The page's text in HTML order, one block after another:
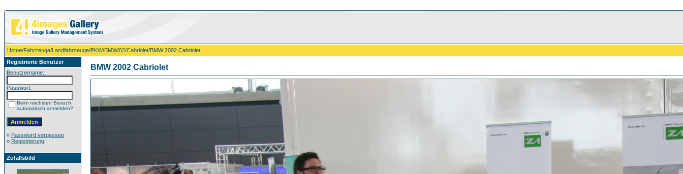
Home/Fahrzeuge/Landfahrzeuge/PKW/BMW/02/Cabriolet/BMW 2002 Cabriolet
Registrierte Benutzer
Benutzername:
Passwort:
Beim nächsten Besuch
automatisch anmelden?
» Password vergessen
» Registrierung
Zufallsbild
BMW 2002 Cabriolet